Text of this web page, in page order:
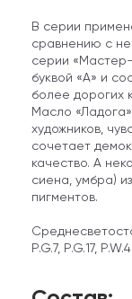
В серии
сравнению с
серии
буквой «А» и
более дорогих
Масло
художников,
сочетает
качество. А
сиена, умбра)
пигментов.
P.G.7, P.G.17, P.W.4